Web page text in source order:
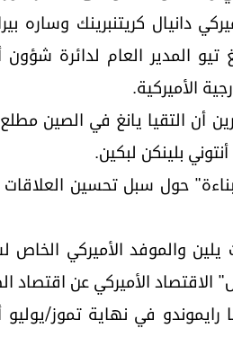
دانيال كريتنبرينك
المدير العام لدائرة شؤون
الأميركية.
أن التقيا يانغ في الصين
بلينكن لبكين.
حول سبل تحسين العلاقات
يلين والموفد الأميركي
الاقتصاد الأميركي عن
رايموندو في نهاية تموز/